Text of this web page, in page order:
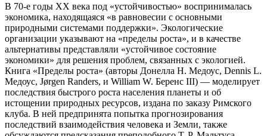
В 70-е годы ХХ века под «устойчивостью» воспринималась
экономика, находящаяся «в равновесии с основными
природными системами поддержки». Экологические
организации указывают на «пределы роста», и в качестве
альтернативы представляли «устойчивое состояние
экономики» для решения проблем, связанных с экологией.
Книга «Пределы роста» (авторы Донелла H. Медоус, Dennis L.
Медоус, Jørgen Randers, и William W. Беренс III) — моделирует
последствия быстрого роста населения планеты и об
истощении природных ресурсов, издана по заказу Римского
клуба. В ней предпринята попытка прогнозирования
последствий взаимодействия человека и Земли, также